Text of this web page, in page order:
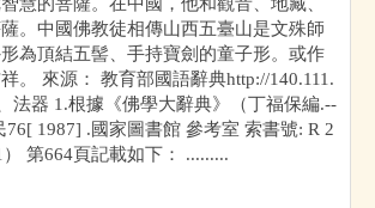
。中國佛教徒相傳山西五臺山是文殊師
為頂結五髻、手持寶劍的童子形。或作
。 來源： 教育部國語辭典http://140.111.
法器 1.根據《佛學大辭典》（丁福保編.--
76[ 1987] .國家圖書館 參考室 索書號: R 2
第664頁記載如下： .........